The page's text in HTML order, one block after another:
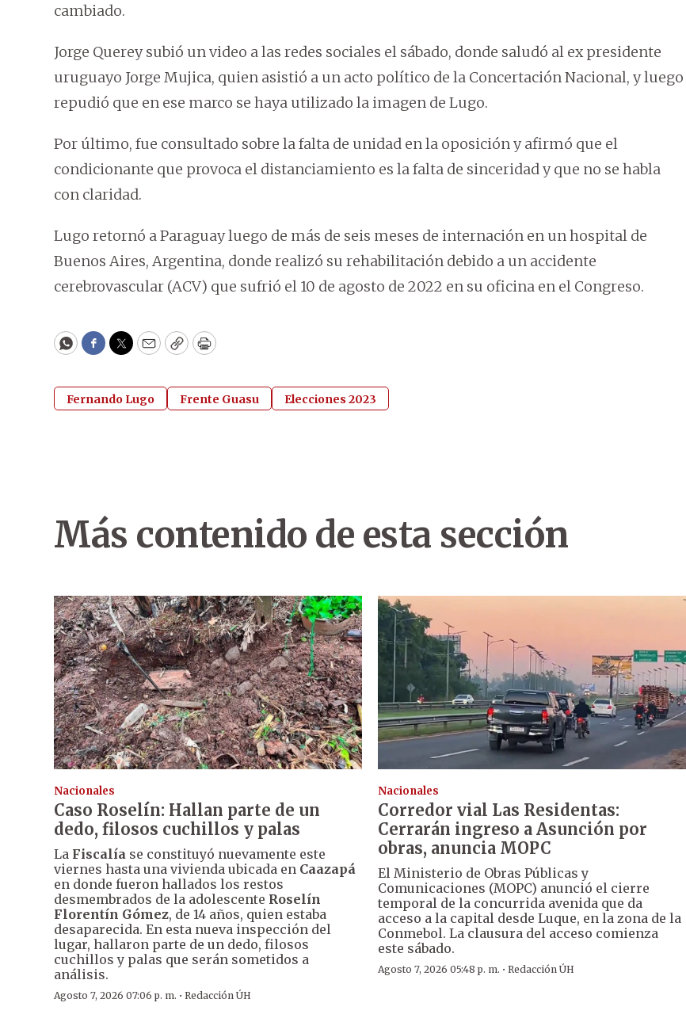
cambiado.
Jorge Querey subió un video a las redes sociales el sábado, donde saludó al ex presidente
uruguayo Jorge Mujica, quien asistió a un acto político de la Concertación Nacional, y luego
repudió que en ese marco se haya utilizado la imagen de Lugo.
Por último, fue consultado sobre la falta de unidad en la oposición y afirmó que el
condicionante que provoca el distanciamiento es la falta de sinceridad y que no se habla
con claridad.
Lugo retornó a Paraguay luego de más de seis meses de internación en un hospital de
Buenos Aires, Argentina, donde realizó su rehabilitación debido a un accidente
cerebrovascular (ACV) que sufrió el 10 de agosto de 2022 en su oficina en el Congreso.
WhatsApp
Facebook
Twitter
EmailCopyPrint
Fernando Lugo Frente Guasu Elecciones 2023
Más contenido de esta sección
Nacionales
Caso Roselín: Hallan parte de un
dedo, filosos cuchillos y palas
La Fiscalía se constituyó nuevamente este
viernes hasta una vivienda ubicada en Caazapá
en donde fueron hallados los restos
desmembrados de la adolescente Roselín
Florentín Gómez, de 14 años, quien estaba
desaparecida. En esta nueva inspección del
lugar, hallaron parte de un dedo, filosos
cuchillos y palas que serán sometidos a
análisis.
Agosto 7, 2026 07:06 p. m. · Redacción ÚH
Nacionales
Corredor vial Las Residentas:
Cerrarán ingreso a Asunción por
obras, anuncia MOPC
El Ministerio de Obras Públicas y
Comunicaciones (MOPC) anunció el cierre
temporal de la concurrida avenida que da
acceso a la capital desde Luque, en la zona de la
Conmebol. La clausura del acceso comienza
este sábado.
Agosto 7, 2026 05:48 p. m. ·Redacción ÚH